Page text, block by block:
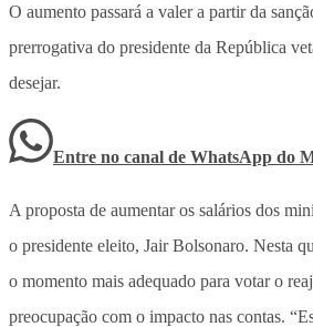
O aumento passará a valer a partir da
prerrogativa do presidente da República
desejar.
Entre no canal de WhatsApp do
A proposta de aumentar os salários dos
o presidente eleito, Jair Bolsonaro. Nesta
o momento mais adequado para votar o
preocupação com o impacto nas contas.